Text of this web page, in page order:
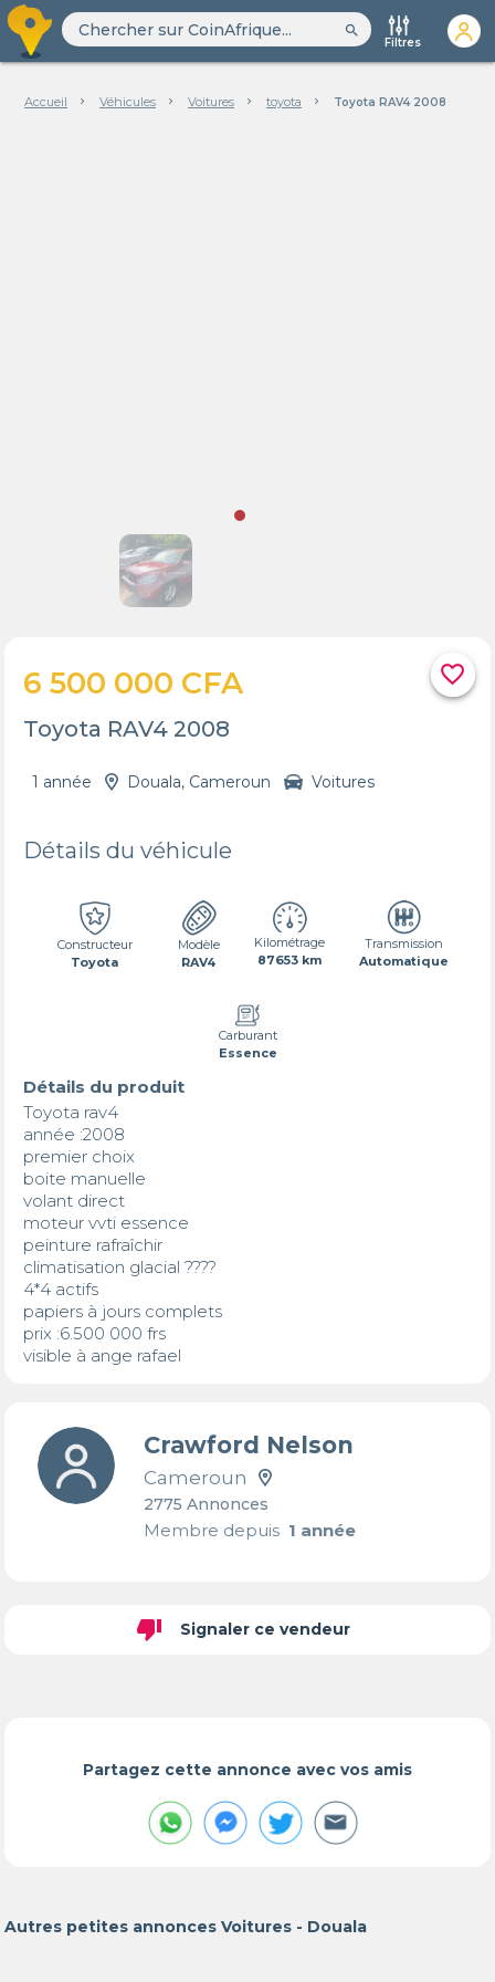
search
Filtres
Accueil Véhicules Voitures toyota Toyota RAV4 2008
favorite_border
6 500 000 CFA
Toyota RAV4 2008
1 année Douala, Cameroun Voitures
Détails du véhicule
Constructeur
Toyota
Modèle
RAV4
Kilométrage
87653 km
Transmission
Automatique
Carburant
Essence
Détails du produit
Toyota rav4
année :2008
premier choix
boite manuelle
volant direct
moteur vvti essence
peinture rafraîchir
climatisation glacial ????
4*4 actifs
papiers à jours complets
prix :6.500 000 frs
visible à ange rafael
Crawford Nelson
Cameroun
2775 Annonces
Membre depuis1 année
thumb_down Signaler ce vendeur
Partagez cette annonce avec vos amis
Autres petites annonces Voitures - Douala